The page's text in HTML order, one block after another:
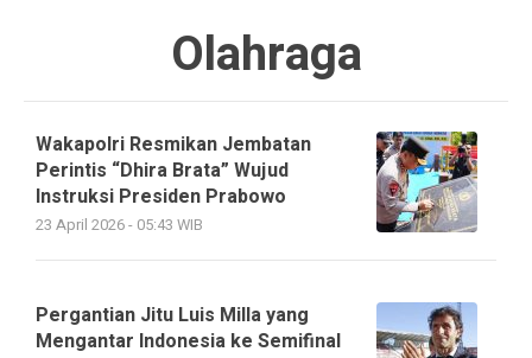
Olahraga
Wakapolri Resmikan Jembatan
Perintis “Dhira Brata” Wujud
Instruksi Presiden Prabowo
23 April 2026 - 05:43 WIB
Pergantian Jitu Luis Milla yang
Mengantar Indonesia ke Semifinal